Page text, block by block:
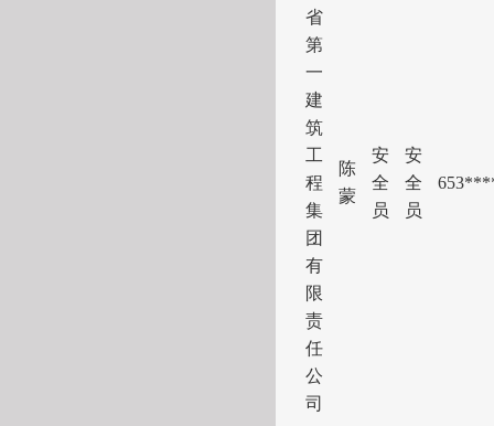
省
第
一
建
筑
工
程
集
团
有
限
责
任
公
司
陈
蒙
安
全
员
安
全
员